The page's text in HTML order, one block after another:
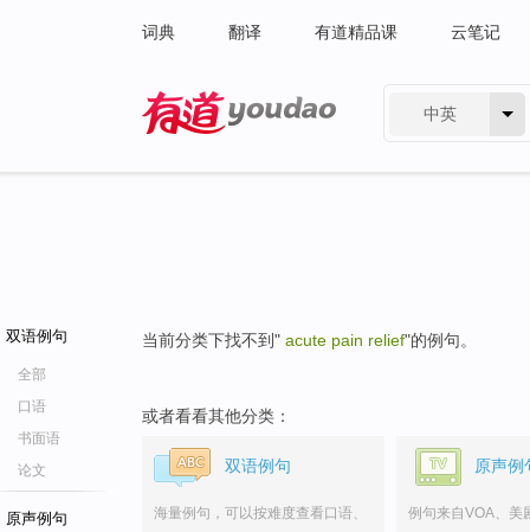
词典 翻译 有道精品课 云笔记
中英
双语例句
全部
口语
书面语
论文
原声例句
当前分类下找不到" acute pain relief"的例句。
或者看看其他分类：
双语例句
海量例句，可以按难度查看口语、
原声例
例句来自VOA、美